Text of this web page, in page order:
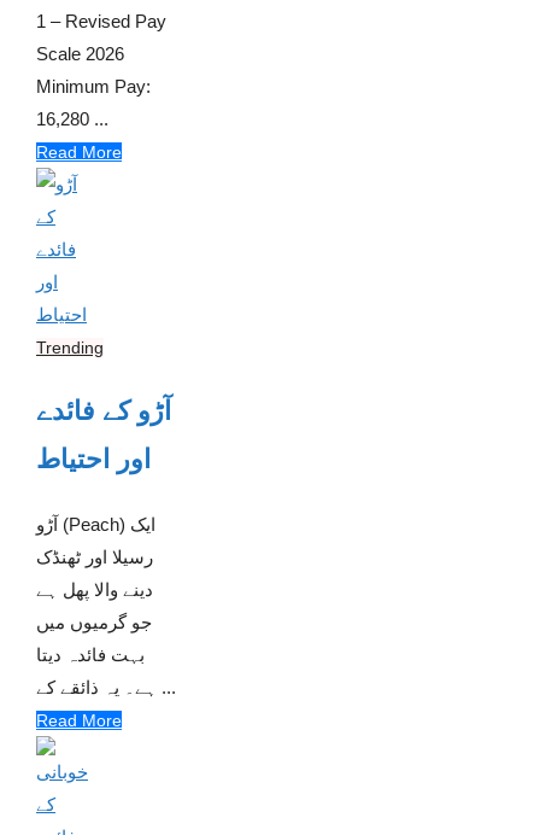
1 – Revised Pay
Scale 2026
Minimum Pay:
16,280 ...
Read More
Trending
آڑو کے فائدے
اور احتیاط
آڑو (Peach) ایک
رسیلا اور ٹھنڈک
دینے والا پھل ہے
جو گرمیوں میں
بہت فائدہ دیتا
ہے۔ یہ ذائقے کے ...
Read More